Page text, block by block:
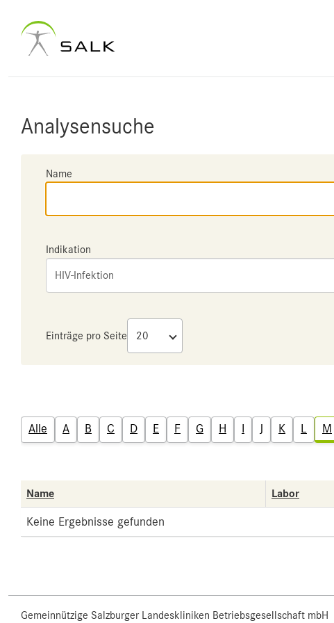
Analysensuche
Name
Indikation
HIV-Infektion
Einträge pro Seite
Alle A B C D E F G H I J K L M
Name Labor
Keine Ergebnisse gefunden
Gemeinnützige Salzburger Landeskliniken Betriebsgesellschaft mbH